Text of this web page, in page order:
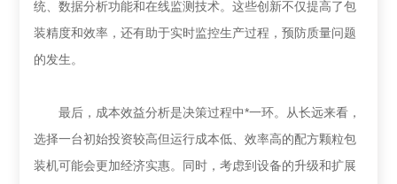
统、数据分析功能和在线监测技术。这些创新不仅提高了包
装精度和效率，还有助于实时监控生产过程，预防质量问题
的发生。
最后，成本效益分析是决策过程中*一环。从长远来看，
选择一台初始投资较高但运行成本低、效率高的配方颗粒包
装机可能会更加经济实惠。同时，考虑到设备的升级和扩展